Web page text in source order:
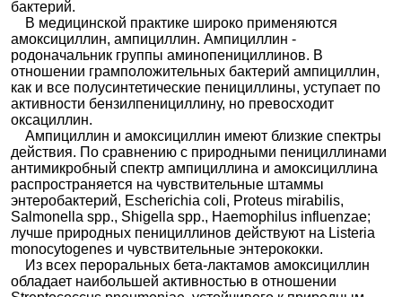
бактерий.
В медицинской практике широко применяются
амоксициллин, ампициллин. Ампициллин -
родоначальник группы аминопенициллинов. В
отношении грамположительных бактерий ампициллин,
как и все полусинтетические пенициллины, уступает по
активности бензилпенициллину, но превосходит
оксациллин.
Ампициллин и амоксициллин имеют близкие спектры
действия. По сравнению с природными пенициллинами
антимикробный спектр ампициллина и амоксициллина
распространяется на чувствительные штаммы
энтеробактерий, Escherichia coli, Proteus mirabilis,
Salmonella spp., Shigella spp., Haemophilus influenzae;
лучше природных пенициллинов действуют на Listeria
monocytogenes и чувствительные энтерококки.
Из всех пероральных бета-лактамов амоксициллин
обладает наибольшей активностью в отношении